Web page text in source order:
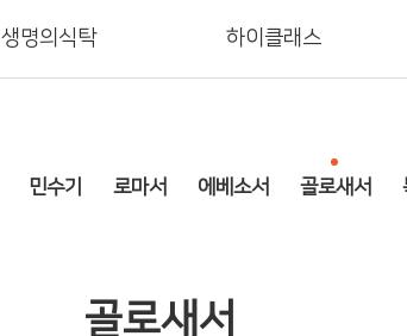
생명의식탁 하이클래스
민수기 로마서 에베소서 골로새서
골로새서